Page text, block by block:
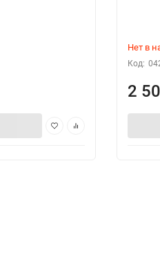
Нет в
Код:
2